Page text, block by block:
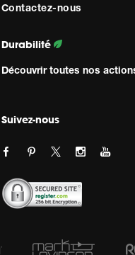
Contactez-nous
Durabilité
Découvrir toutes nos
Suivez-nous